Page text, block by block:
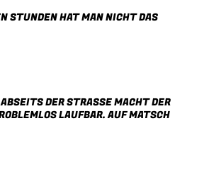
STUNDEN HAT MAN NICHT DAS
DER STRASSE MACHT DER 8
LAUFBAR. AUF MATSCH U